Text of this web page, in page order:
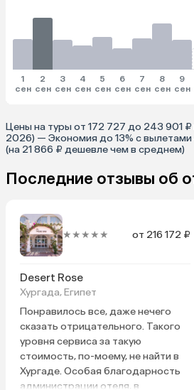
1
сен
2
сен
3
сен
4
сен
5
сен
6
сен
7
сен
8
сен
9
сен
Цены на туры от 172 727 до 243 901
2026) — Экономия до 13% с вылетами
(на 21 866 ₽ дешевле чем в среднем)
Последние отзывы об
★★★★★ от 216 172 ₽
Desert Rose
Хургада, Египет
Понравилось все, даже нечего
сказать отрицательного. Такого
уровня сервиса за такую
стоимость, по-моему, не найти в
Хургаде. Особая благодарность
администрации отеля, в